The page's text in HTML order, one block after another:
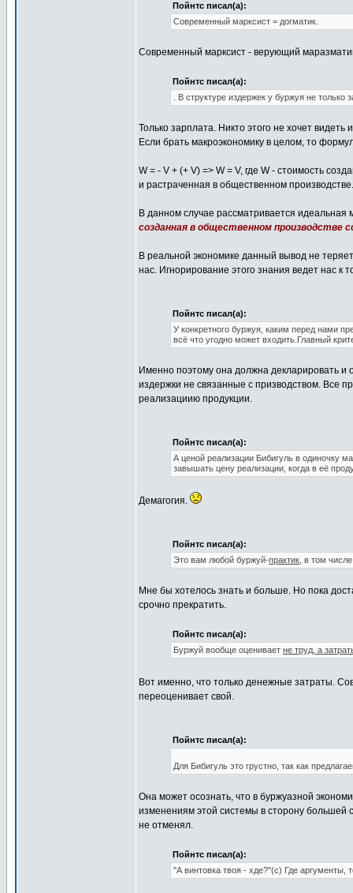
Пойнтс писал(а):
Современный марксист = догматик.
Современный марксист - верующий
Пойнтс писал(а):
. В структуре издержек у буржуя не только
Только зарплата. Никто этого не хочет видеть
Если брать макроэкономику в целом, то
W = - V + (+ V) => W = V, где W - стоимость
и растраченная в общественном производстве.
В данном случае рассматривается идеальная
созданная в общественном
В реальной экономике данный вывод не
нас. Игнорирование этого знания ведет нас к
Пойнтс писал(а):
У конкретного буржуя, каким перед нами
всё что угодно может входить.Главный
Именно поэтому она должна декларировать и
издержки не связанные с призводством. Все
реализациию продукции.
Пойнтс писал(а):
А ценой реализации Бибигуль в одиночку
завышать цену реализации, когда в её
Демагогия.
Пойнтс писал(а):
Это вам любой буржуй-практик , в том
Мне бы хотелось знать и больше. Но пока
срочно прекратить.
Пойнтс писал(а):
Буржуй вообще оценивает не труд, а
Вот именно, что только денежные затраты.
переоценивает свой.
Пойнтс писал(а):
Для Бибигуль это грустно, так как
Она может осознать, что в буржуазной
изменениям этой системы в сторону большей
не отменял.
Пойнтс писал(а):
"А винтовка твоя - хде?"(с) Где аргументы,